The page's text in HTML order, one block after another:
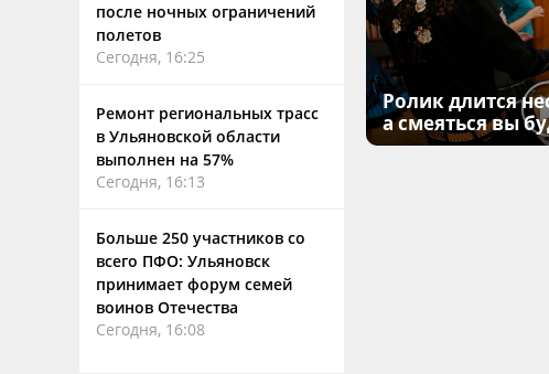
после ночных ограничений
полетов
Сегодня, 16:25
Ремонт региональных трасс
в Ульяновской области
выполнен на 57%
Сегодня, 16:13
Больше 250 участников со
всего ПФО: Ульяновск
принимает форум семей
воинов Отечества
Сегодня, 16:08
Ролик длится
а смеяться вы